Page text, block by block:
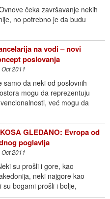
čeka završavanje nekih
no potrebno je da budu
na vodi – novi
poslovanja
2011
samo da neki od poslovnih
mogu da reprezentuju
već mogu da
GLEDANO: Evropa od
poglavlja
2011
su prošli i gore, kao
neki najgore kao
su bogami prošli i bolje,